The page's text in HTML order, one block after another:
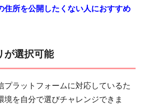
住所を公開したくない人におすすめ
が選択可能
プラットフォームに対応しているた
境を自分で選びチャレンジできま